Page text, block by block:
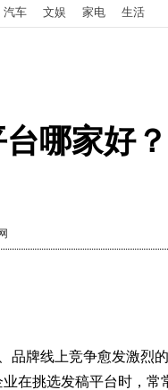
汽车 文娱 家电 生活
哪家好
品牌线上竞争愈发激烈
在挑选发稿平台时，